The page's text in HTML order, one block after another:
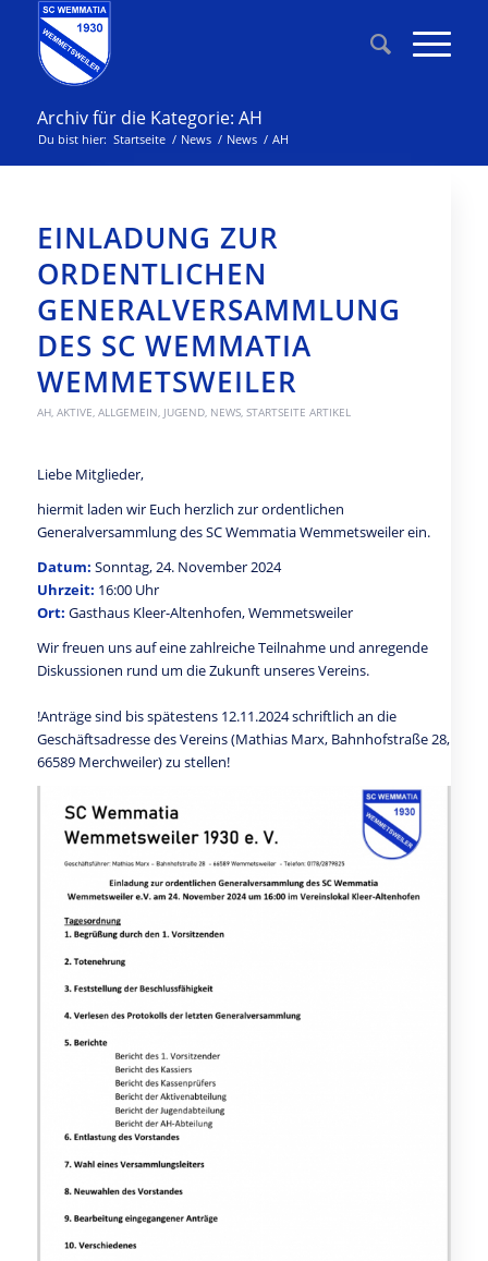
Archiv für die Kategorie: AH
Du bist hier: Startseite / News / News / AH
EINLADUNG ZUR
ORDENTLICHEN
GENERALVERSAMMLUNG
DES SC WEMMATIA
WEMMETSWEILER
AH, AKTIVE, ALLGEMEIN, JUGEND, NEWS, STARTSEITE ARTIKEL
Liebe Mitglieder,
hiermit laden wir Euch herzlich zur ordentlichen
Generalversammlung des SC Wemmatia Wemmetsweiler ein.
Datum: Sonntag, 24. November 2024
Uhrzeit: 16:00 Uhr
Ort: Gasthaus Kleer-Altenhofen, Wemmetsweiler
Wir freuen uns auf eine zahlreiche Teilnahme und anregende
Diskussionen rund um die Zukunft unseres Vereins.
!Anträge sind bis spätestens 12.11.2024 schriftlich an die
Geschäftsadresse des Vereins (Mathias Marx, Bahnhofstraße 28,
66589 Merchweiler) zu stellen!